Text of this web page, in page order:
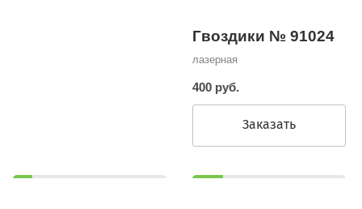
Гвоздики № 91024
лазерная
400 руб.
Заказать